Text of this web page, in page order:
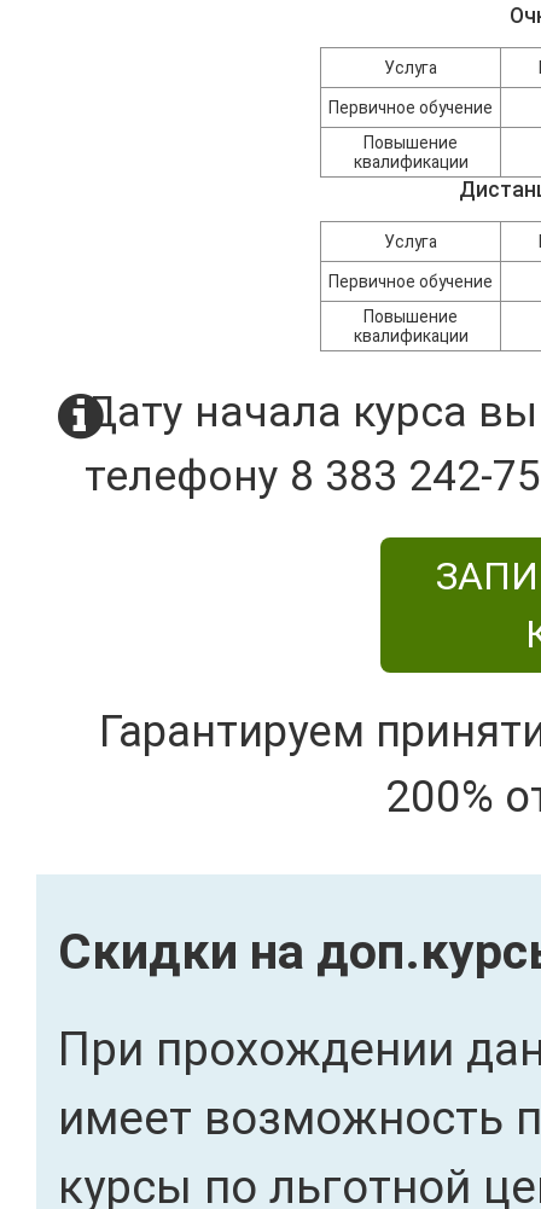
Услуга
Первичное обучение
Повышение
квалификации
Услуга
Первичное обучение
Повышение
квалификации
Дату начала курса
телефону 8 383 242-
Гарантируем
200%
Скидки на
При прохождении
имеет возможность
курсы по льготной